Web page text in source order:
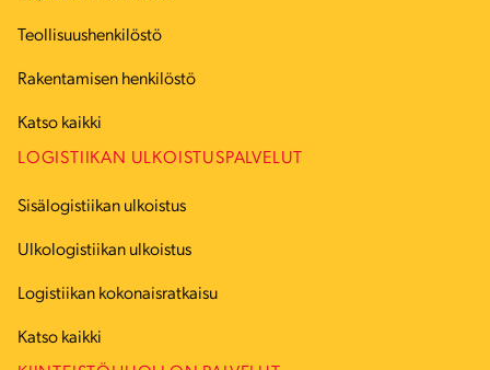
Teollisuushenkilöstö
Rakentamisen henkilöstö
Katso kaikki
LOGISTIIKAN ULKOISTUSPALVELUT
Sisälogistiikan ulkoistus
Ulkologistiikan ulkoistus
Logistiikan kokonaisratkaisu
Katso kaikki